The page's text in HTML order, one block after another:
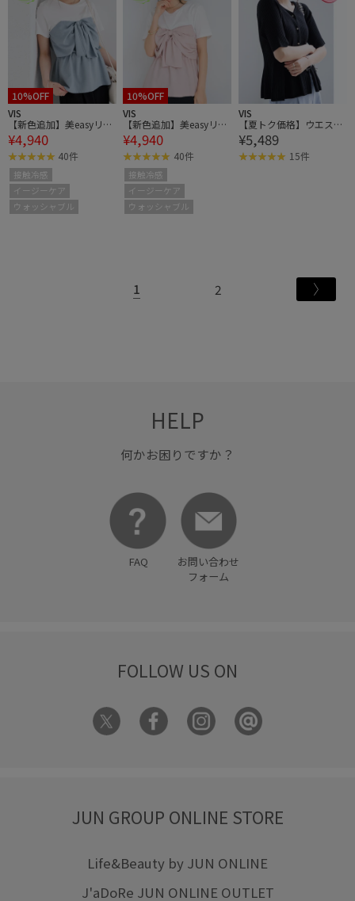
10%OFF
VIS
【新色追加】美easyリネ
ンライクリボンビスチェ
トップス/イージーケ
ア・接触冷感・セットア
ップ対応
¥4,940
40件
接触冷感
イージーケア
ウォッシャブル
10%OFF
VIS
【新色追加】美easyリネ
ンライクリボンビスチェ
トップス/イージーケ
ア・接触冷感・セットア
ップ対応
¥4,940
40件
接触冷感
イージーケア
ウォッシャブル
VIS
【夏トク価格】ウエスト
タックカーディガン/イ
ージーケア
¥5,489
15件
1 2
HELP
何かお困りですか？
FAQ
お問い合わせ
フォーム
FOLLOW US ON
JUN GROUP ONLINE STORE
Life&Beauty by JUN ONLINE
J'aDoRe JUN ONLINE OUTLET